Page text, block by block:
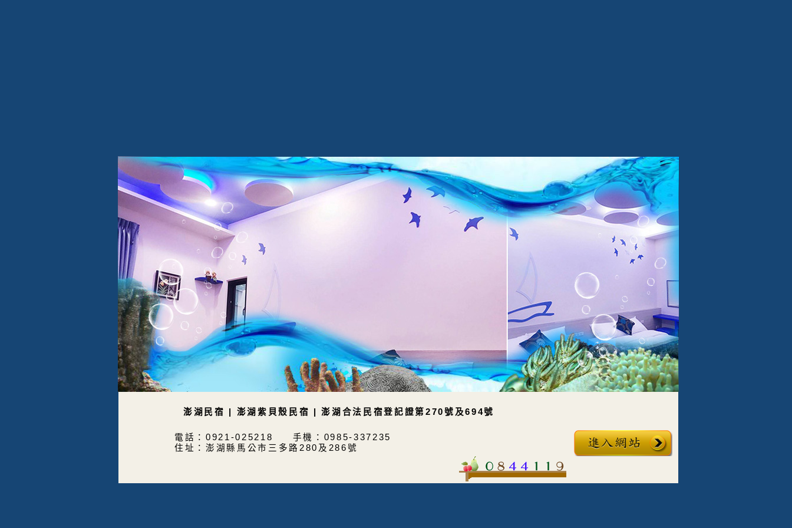
澎湖民宿 | 澎湖紫貝殼民宿 | 澎湖合法民宿登記證第270號及694號
電話：0921-025218 手機：0985-337235
住址：澎湖縣馬公市三多路280及286號